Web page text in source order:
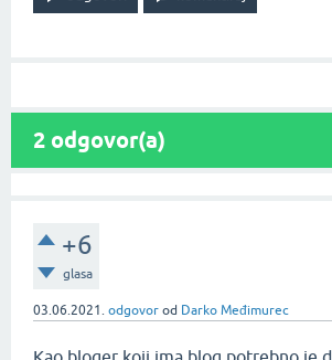
2 odgovor(a)
+6
glasa
03.06.2021. odgovor od Darko Međimurec